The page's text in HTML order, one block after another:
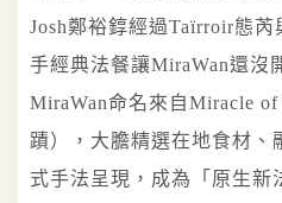
Josh鄭裕錞經過Taïrroir態
手經典法餐讓MiraWan還沒
MiraWan命名來自Miracle
蹟），大膽精選在地食材、
式手法呈現，成為「原生新